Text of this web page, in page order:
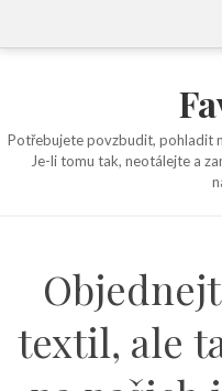
Potřebujete povzbudit, pohladit
Je-li tomu tak, neotálejte a
textil, ale